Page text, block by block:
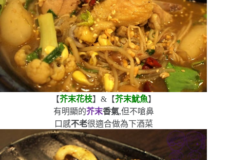
【芥末花枝】 &【芥末魷魚】
有明顯的芥末香氣,但不嗆鼻
口感不老很適合做為下酒菜